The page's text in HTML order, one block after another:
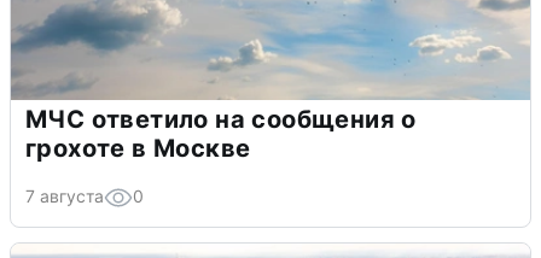
МЧС ответило на сообщения о
грохоте в Москве
7 августа 0